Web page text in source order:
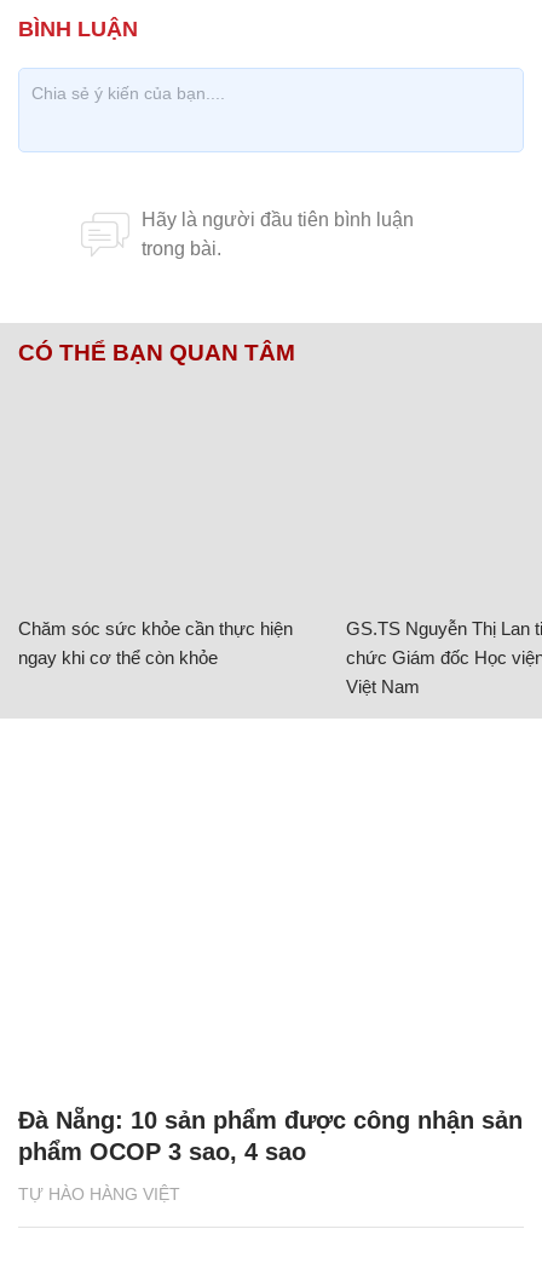
CÓ THỂ BẠN QUAN TÂM
Chăm sóc sức khỏe cần thực hiện
ngay khi cơ thể còn khỏe
GS.TS Nguyễn Thị Lan
chức Giám đốc Học
Việt Nam
TỰ HÀO HÀNG VIỆT
Đà Nẵng: 10 sản phẩm được công nhận sản
phẩm OCOP 3 sao, 4 sao